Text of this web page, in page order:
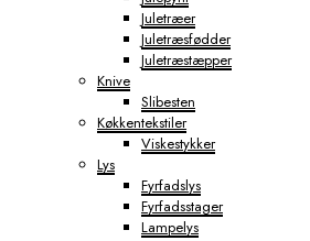
Juletræer
Juletræsfødder
Juletræstæpper
Knive
Slibesten
Køkkentekstiler
Viskestykker
Lys
Fyrfadslys
Fyrfadsstager
Lampelys